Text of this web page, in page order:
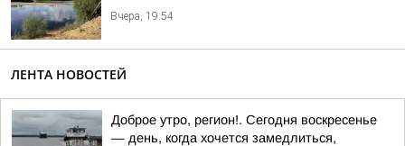
Вчера, 19:54
ЛЕНТА НОВОСТЕЙ
Доброе утро, регион!. Сегодня воскресенье
— день, когда хочется замедлиться,